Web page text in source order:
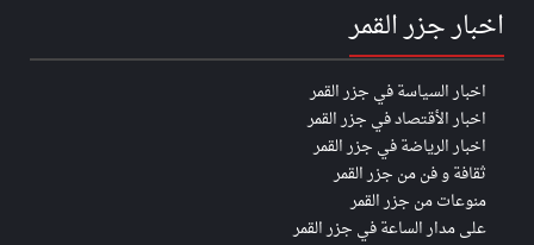
اخبار جزر القمر
اخبار السياسة في جزر القمر
اخبار الأقتصاد في جزر القمر
اخبار الرياضة في جزر القمر
ثقافة و فن من جزر القمر
منوعات من جزر القمر
على مدار الساعة في جزر القمر